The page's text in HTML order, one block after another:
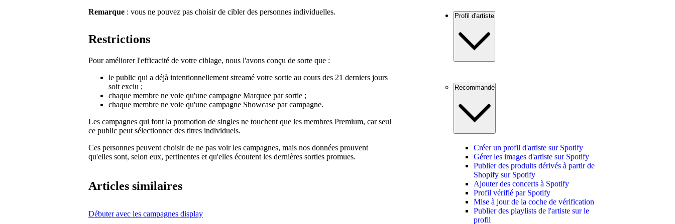
Remarque : vous ne pouvez pas choisir de cibler des personnes individuelles.
Restrictions
Pour améliorer l'efficacité de votre ciblage, nous l'avons conçu de sorte que :
le public qui a déjà intentionnellement streamé votre sortie au cours des 21 derniers jours
soit exclu ;
chaque membre ne voie qu'une campagne Marquee par sortie ;
chaque membre ne voie qu'une campagne Showcase par campagne.
Les campagnes qui font la promotion de singles ne touchent que les membres Premium, car seul
ce public peut sélectionner des titres individuels.
Ces personnes peuvent choisir de ne pas voir les campagnes, mais nos données prouvent
qu'elles sont, selon eux, pertinentes et qu'elles écoutent les dernières sorties promues.
Articles similaires
Débuter avec les campagnes display
Profil d'artiste
Recommandé
Créer un profil d'artiste sur Spotify
Gérer les images d'artiste sur Spotify
Publier des produits dérivés à partir de
Shopify sur Spotify
Ajouter des concerts à Spotify
Profil vérifié par Spotify
Mise à jour de la coche de vérification
Publier des playlists de l'artiste sur le
profil